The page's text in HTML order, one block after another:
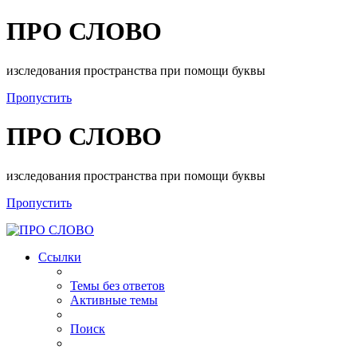
ПРО СЛОВО
изследования пространства при помощи буквы
Пропустить
ПРО СЛОВО
изследования пространства при помощи буквы
Пропустить
Ссылки
Темы без ответов
Активные темы
Поиск